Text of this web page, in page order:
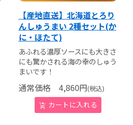
【産地直送】北海道とろり
んしゅうまい 2種セット(か
に・ほたて)
あふれる濃厚ソースにも大きさ
にも驚かされる海の幸のしゅう
まいです！
通常価格4,860円(税込)